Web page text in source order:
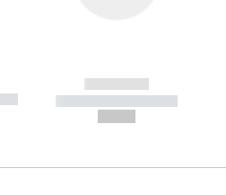
------------
----------- -----------